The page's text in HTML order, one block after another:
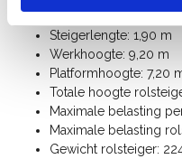
Steigerbreedte: 1,35 m
Steigerlengte: 1,90 m
Werkhoogte: 9,20 m
Platformhoogte: 7,20
Totale hoogte
Maximale belasting
Maximale belasting
Gewicht rolsteiger: